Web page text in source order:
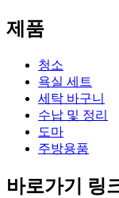
제품
청소
욕실 세트
세탁 바구니
수납 및 ​​정리
도마
주방용품
바로가기 링